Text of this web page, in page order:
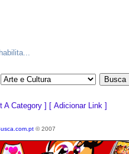
A Category] [ Adicionar Link]
© 2007